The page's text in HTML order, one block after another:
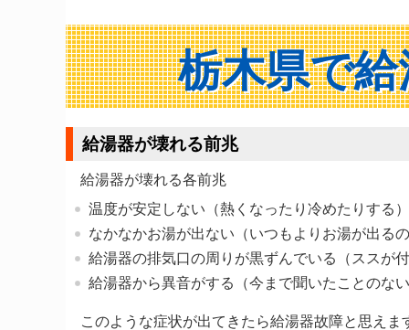
栃木県で
給湯器が壊れる前兆
給湯器が壊れる各前兆
温度が安定しない（熱くなったり冷めたりする）
なかなかお湯が出ない（いつもよりお湯が出る
給湯器の排気口の周りが黒ずんでいる（ススが
給湯器から異音がする（今まで聞いたことのな
このような症状が出てきたら給湯器故障と思えま